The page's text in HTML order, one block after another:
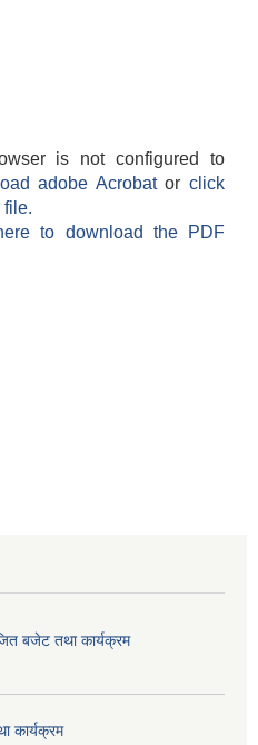
is not configured to
adobe Acrobatorclick
file.
to download the PDF
बजेट तथा कार्यक्रम
कार्यक्रम